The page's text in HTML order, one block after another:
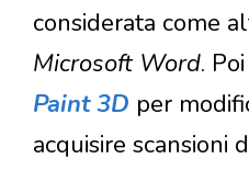
considerata come
Microsoft Word.
Paint 3D per
acquisire scansioni